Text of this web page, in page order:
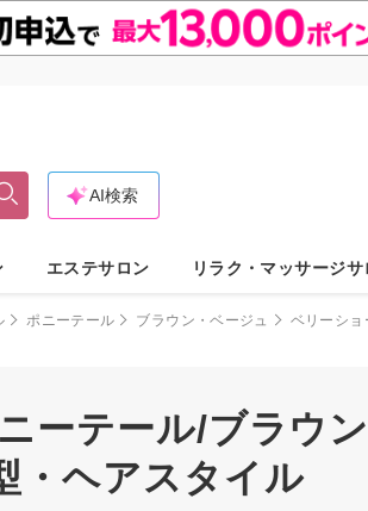
AI検索
エステサロン リラク・マッサージサ
ポニーテール ブラウン・ベージュ ベリーショ
ーテール/ブラウ
・ヘアスタイル